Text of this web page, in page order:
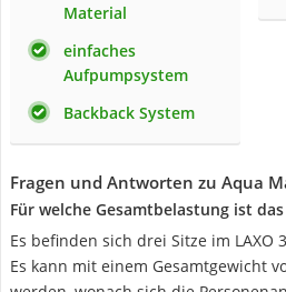
Material
einfaches
Aufpumpsystem
Backback System
Fragen und Antworten zu Aqua
Für welche Gesamtbelastung ist
Es befinden sich drei Sitze im LAXO
Es kann mit einem Gesamtgewicht